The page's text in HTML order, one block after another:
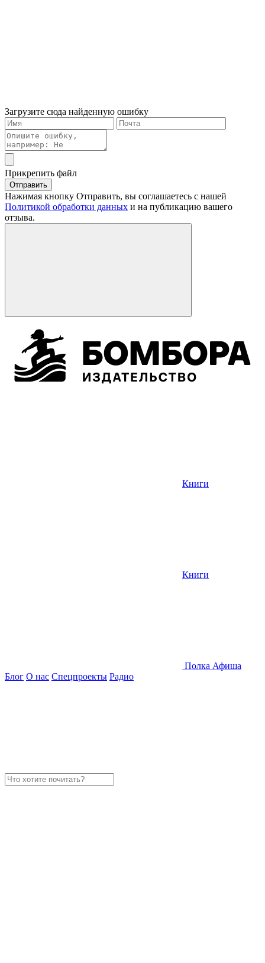
Загрузите сюда найденную ошибку
Прикрепить файл
Отправить
Нажимая кнопку Отправить, вы соглашаетесь с нашей
Политикой обработки данных и на публикацию вашего
отзыва.
Книги
Книги
Полка Афиша
Блог О нас Спецпроекты Радио